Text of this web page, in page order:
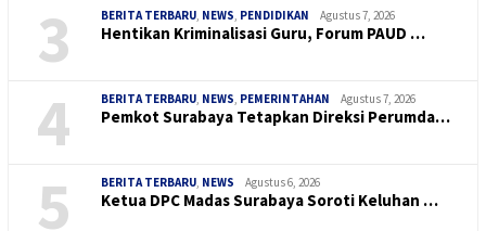
3 BERITA TERBARU NEWS PENDIDIKAN Agustus 7, 2026
Hentikan Kriminalisasi Guru, Forum PAUD …
4 BERITA TERBARU NEWS PEMERINTAHAN Agustus 7, 2026
Pemkot Surabaya Tetapkan Direksi Perumda…
5 BERITA TERBARU NEWS Agustus 6, 2026
Ketua DPC Madas Surabaya Soroti Keluhan …